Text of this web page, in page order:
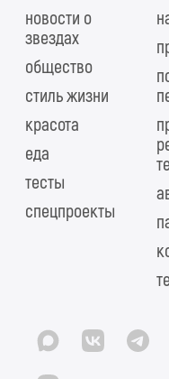
новости о
звездах
общество
стиль жизни
красота
еда
тесты
спецпроекты